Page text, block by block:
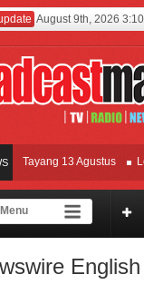
August 9th, 2026
13 Agustus
Podomoro Jalin Kerja
English